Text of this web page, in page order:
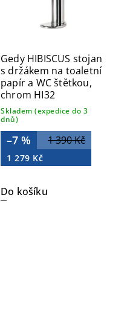
Gedy HIBISCUS stojan
s držákem na toaletní
papír a WC štětkou,
chrom HI32
Skladem (expedice do 3
dnů)
1 390 Kč
–7 %
1 279 Kč
Do košíku